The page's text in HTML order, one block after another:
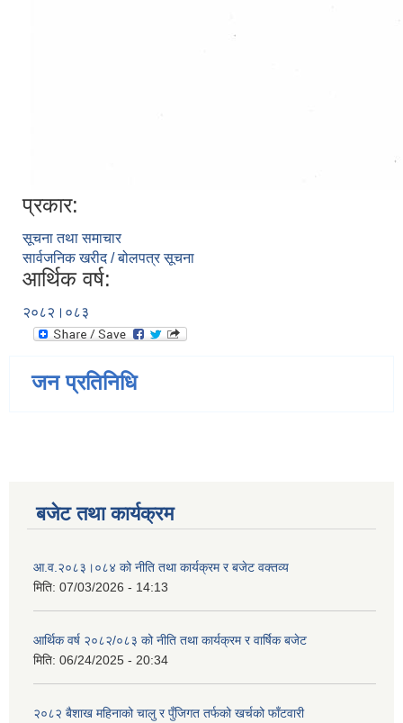
प्रकार:
सूचना तथा समाचार
सार्वजनिक खरीद / बोलपत्र सूचना
आर्थिक वर्ष:
२०८२।०८३
जन प्रतिनिधि
बजेट तथा कार्यक्रम
आ.व.२०८३।०८४ को नीति तथा कार्यक्रम र बजेट वक्तव्य
मिति: 07/03/2026 - 14:13
आर्थिक वर्ष २०८२/०८३ को नीति तथा कार्यक्रम र वार्षिक बजेट
मिति: 06/24/2025 - 20:34
२०८२ बैशाख महिनाको चालु र पुँजिगत तर्फको खर्चको फाँटवारी